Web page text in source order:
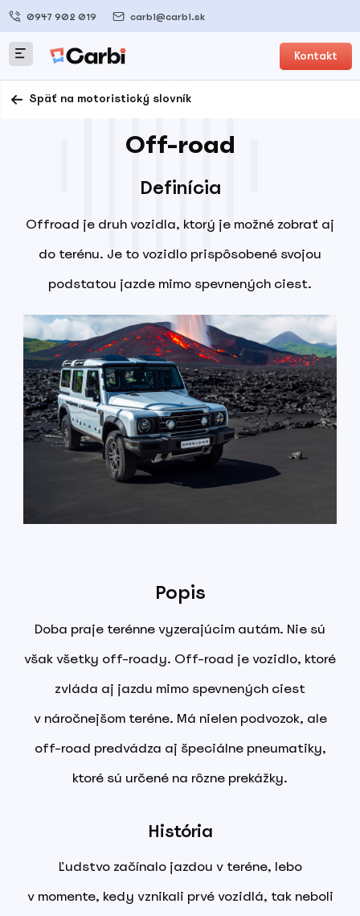
0947 902 019 carbi@carbi.sk
Kontakt
Späť na motoristický slovník
Off-road
Definícia
Offroad je druh vozidla, ktorý je možné zobrať aj
do terénu. Je to vozidlo prispôsobené svojou
podstatou jazde mimo spevnených ciest.
Popis
Doba praje terénne vyzerajúcim autám. Nie sú
však všetky off-roady. Off-road je vozidlo, ktoré
zvláda aj jazdu mimo spevnených ciest
v náročnejšom teréne. Má nielen podvozok, ale
off-road predvádza aj špeciálne pneumatiky,
ktoré sú určené na rôzne prekážky.
História
Ľudstvo začínalo jazdou v teréne, lebo
v momente, kedy vznikali prvé vozidlá, tak neboli